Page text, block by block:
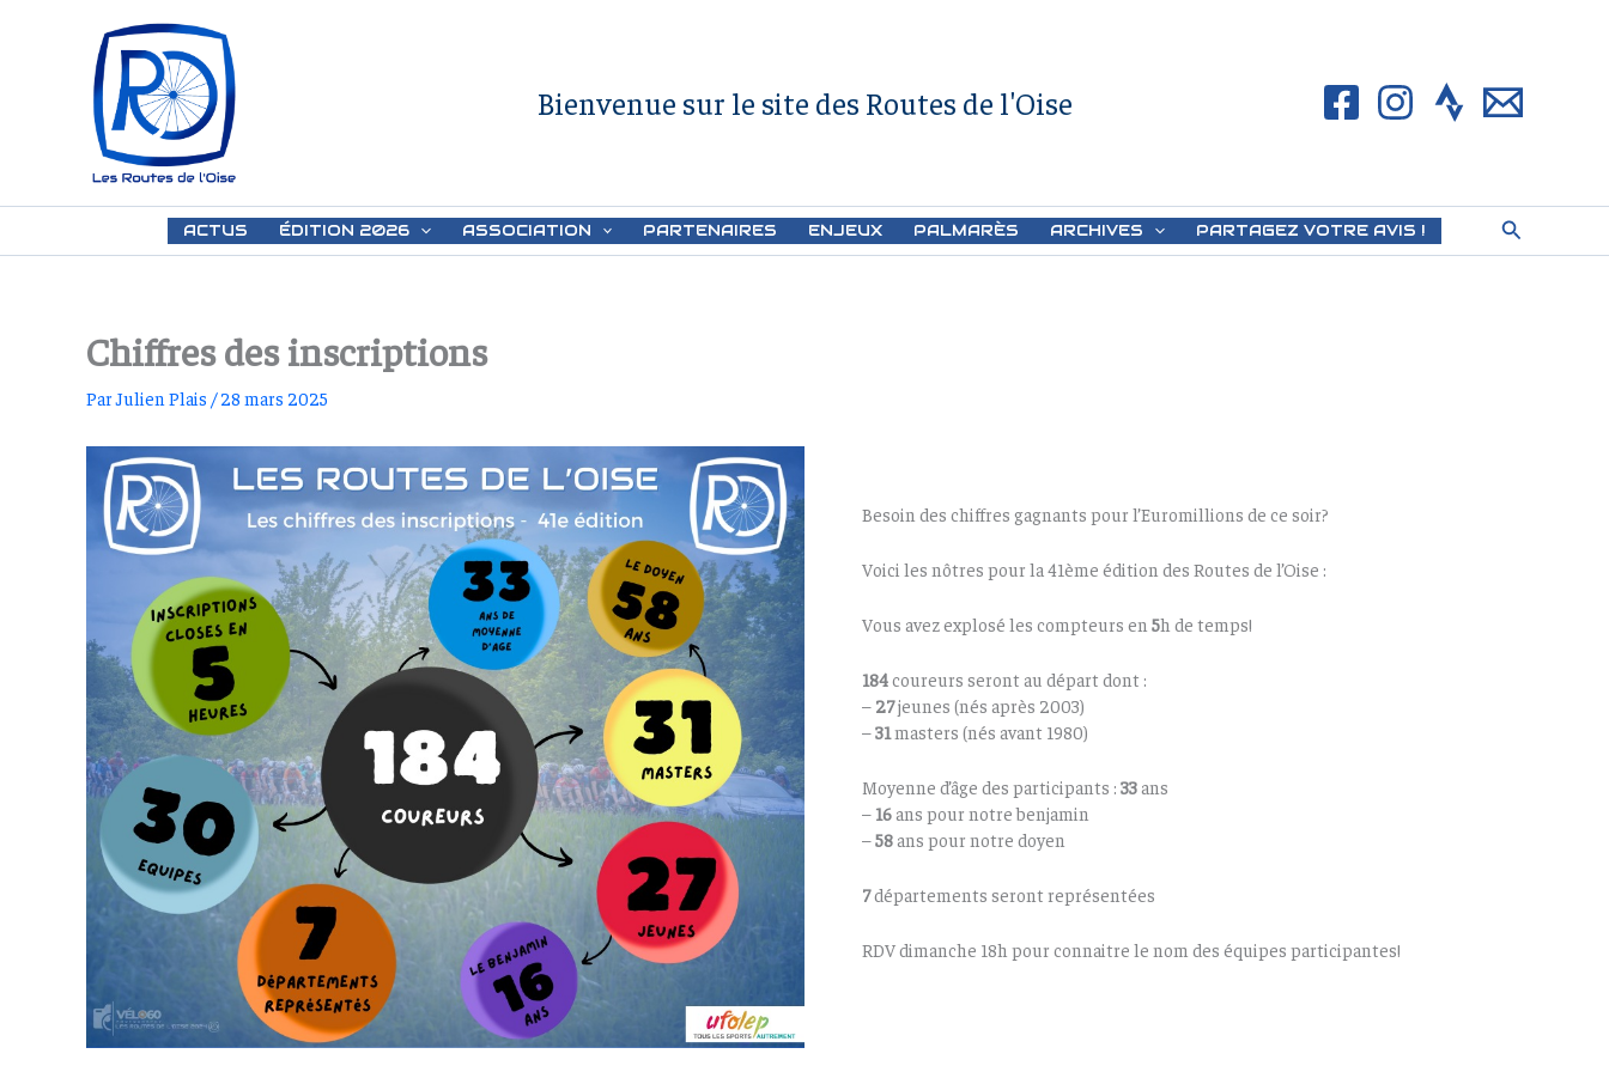
Bienvenue sur le site des Routes de l'Oise
ACTUS ÉDITION 2026 ASSOCIATION PARTENAIRES ENJEUX PALMARÈS ARCHIVES PARTAGEZ VOTRE AVIS ! Rechercher
Chiffres des inscriptions
ParJulien Plais /28 mars 2025
Besoin des chiffres gagnants pour l’Euromillions de ce soir?
Voici les nôtres pour la 41ème édition des Routes de l’Oise :
Vous avez explosé les compteurs en 5h de temps!
184coureurs seront au départ dont :
– 27jeunes (nés après 2003)
–31masters (nés avant 1980)
Moyenne d’âge des participants : 33 ans
– 16 ans pour notre benjamin
–58 ans pour notre doyen
7départements seront représentées
RDV dimanche 18h pour connaitre le nom des équipes participantes!